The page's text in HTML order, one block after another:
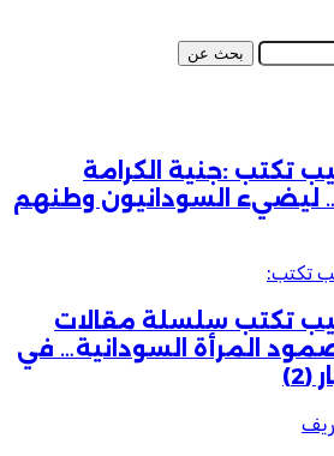
بحث عن
تكتب :جنية الكرامة
ليضيء السودانيون وطنهم
تكتب سلسلة مقالات
المرأة السودانية… في